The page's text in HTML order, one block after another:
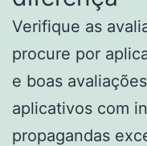
Verifique as
procure por
e boas
aplicativos com
propagandas